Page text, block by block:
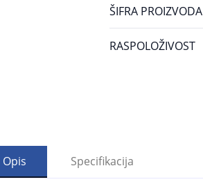
ŠIFRA PROIZVODA
RASPOLOŽIVOST
Opis Specifikacija